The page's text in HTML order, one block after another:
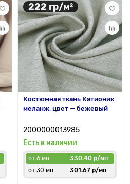
222 гр/м²
Костюмная ткань Катионик
меланж, цвет — бежевый
2000000013985
Есть в наличии
от 6 мп
330.40 р/мп
от 30 мп
301.67 р/мп